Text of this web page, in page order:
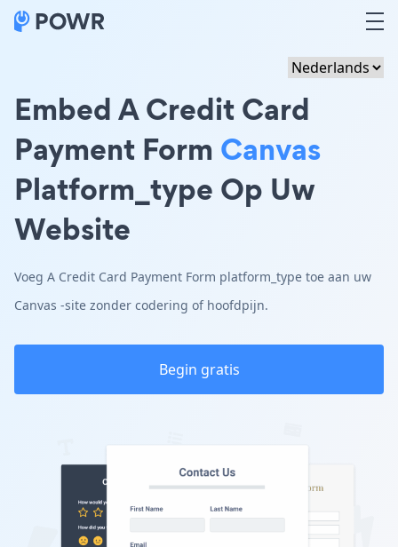
Embed A Credit Card
Payment Form Canvas
Platform_type Op Uw
Website
Voeg A Credit Card Payment Form platform_type toe aan uw
Canvas -site zonder codering of hoofdpijn.
Begin gratis